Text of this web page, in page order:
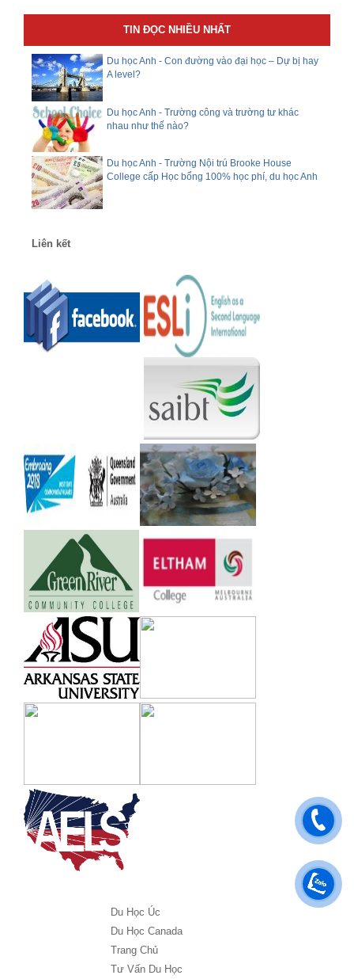
TIN ĐỌC NHIỀU NHẤT
Du học Anh - Con đường vào đại học – Dự bị hay
A level?
Du học Anh - Trường công và trường tư khác
nhau như thế nào?
Du học Anh - Trường Nội trú Brooke House
College cấp Học bổng 100% học phí, du học Anh
Liên kết
Du Học Úc
Du Học Canada
Trang Chủ
Tư Vấn Du Học